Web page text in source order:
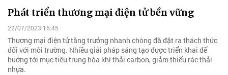
Phát triển thương mại điện tử bền vững
22/07/2023 16:45
Thương mại điện tử tăng trưởng nhanh chóng đã đặt ra thách thức
đối với môi trường. Nhiều giải pháp sáng tạo được triển khai để
hướng tới mục tiêu trung hòa khí thải carbon, giảm thiểu rác thải
nhựa.